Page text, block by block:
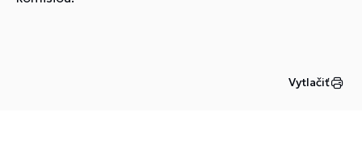
Vytlačiť